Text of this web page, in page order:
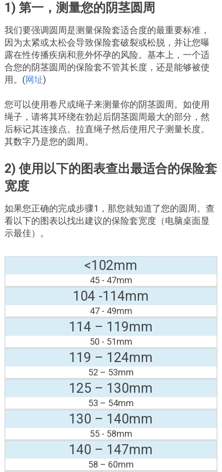
1) 第一，测量您的阴茎圆周
我们要强调圆周是测量保险套适合度的最重要标准，
因为太紧或太松会导致保险套破裂或松脱，并让您曝
露在性传播疾病和意外怀孕的风险。基本上，一个适
合您的阴茎圆周的保险套不管其长度，还是能够被使
用。(网址)
您可以使用卷尺或绳子来测量你的阴茎圆周。如使用
绳子，请将其环绕在勃起后阴茎圆周最大的部分，然
后标记其连接点。拉直绳子然后使用尺子测量长度。
其数字乃是您的圆周。
2) 使用以下的图表查出最适合的保险套
宽度
如果您正确的完成步骤1，那您就知道了您的圆周。查
看以下的图表以找出建议的保险套宽度（电脑桌面显
示最佳）。
<102mm
45 - 47mm
104 -114mm
47 - 49mm
114 – 119mm
50 - 51mm
119 – 124mm
52 – 53mm
125 – 130mm
53 – 54mm
130 – 140mm
55 - 58mm
140 – 147mm
58 – 60mm